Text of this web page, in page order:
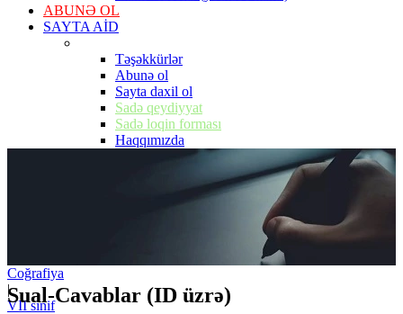
ABUNƏ OL
SAYTA AİD
Təşəkkürlər
Abunə ol
Sayta daxil ol
Sadə qeydiyyat
Sadə loqin forması
Haqqımızda
Sual-Cavablar (ID üzrə)
Coğrafiya
|
VII sinif